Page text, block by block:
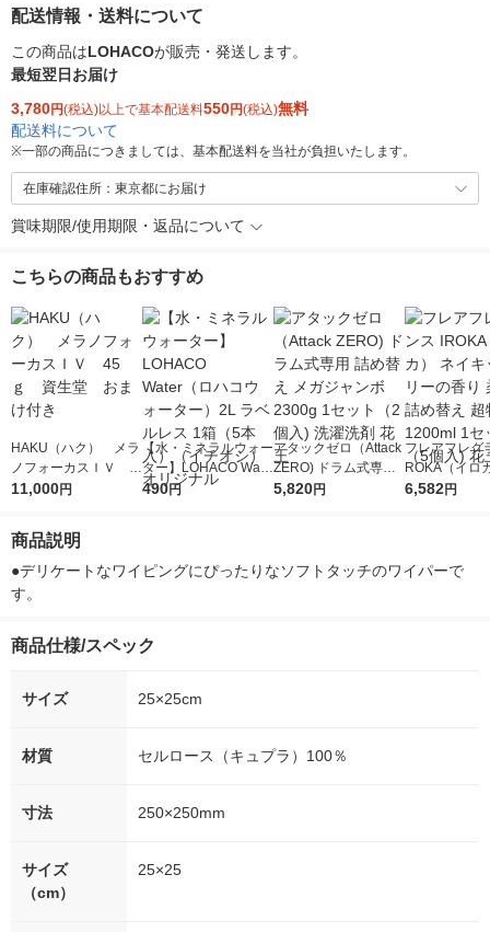
配送情報・送料について
この商品はLOHACOが販売・発送します。
最短翌日お届け
3,780円(税込)以上で基本配送料550円(税込)無料
配送料について
※一部の商品につきましては、基本配送料を当社が負担いたします。
在庫確認住所：東京都にお届け
賞味期限/使用期限・返品について
こちらの商品もおすすめ
HAKU（ハク） メラ
ノフォーカスＩＶ 4
5ｇ 資生堂 おまけ
11,000円
【水・ミネラルウォー
ター】LOHACO Wate
r（ロハコウォータ
490円
アタックゼロ（Attack
ZERO) ドラム式専用
詰め替え メガジャン
5,820円
フレアフレグ
ROKA（イロ
イキッドリリ
6,582円
商品説明
●デリケートなワイピングにぴったりなソフトタッチのワイパーで
す。
商品仕様/スペック
サイズ 25×25cm
材質 セルロース（キュプラ）100％
寸法 250×250mm
サイズ
（cm）
25×25